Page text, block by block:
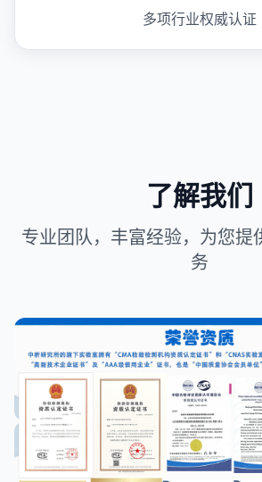
多项行业权威认证
了解我们
专业团队，丰富经验，为您提
务